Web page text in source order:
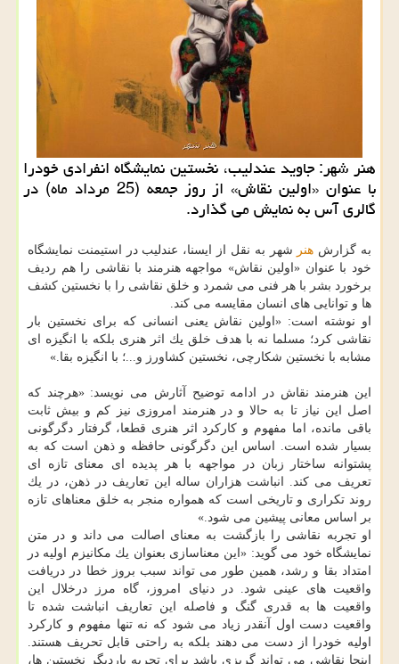
هنر شهر: جاوید عندلیب، نخستین نمایشگاه انفرادی خودرا
با عنوان «اولین نقاش» از روز جمعه (25 مرداد ماه) در
گالری آس به نمایش می گذارد.
به گزارش هنر شهر به نقل از ایسنا، عندلیب در استیمنت نمایشگاه
خود با عنوان «اولین نقاش» مواجهه هنرمند با نقاشی را هم ردیف
برخورد بشر با هر فنی می شمرد و خلق نقاشی را با نخستین كشف
ها و توانایی های انسان مقایسه می كند.
او نوشته است: «اولین نقاش یعنی انسانی كه برای نخستین بار
نقاشی كرد؛ مسلما نه با هدف خلق یك اثر هنری بلكه با انگیزه ای
مشابه با نخستین شكارچی، نخستین كشاورز و...؛ با انگیزه بقا.»
این هنرمند نقاش در ادامه توضیح آثارش می نویسد: «هرچند كه
اصل این نیاز تا به حالا و در هنرمند امروزی نیز كم و بیش ثابت
باقی مانده، اما مفهوم و كاركرد اثر هنری قطعا، گرفتار دگرگونی
بسیار شده است. اساس این دگرگونی حافظه و ذهن است كه به
پشتوانه ساختار زبان در مواجهه با هر پدیده ای معنای تازه ای
تعریف می كند. انباشت هزاران ساله این تعاریف در ذهن، در یك
روند تكراری و تاریخی است كه همواره منجر به خلق معناهای تازه
بر اساس معانی پیشین می شود.»
او تجربه نقاشی را بازگشت به معنای اصالت می داند و در متن
نمایشگاه خود می گوید: «این معناسازی بعنوان یك مكانیزم اولیه در
امتداد بقا و رشد، همین طور می تواند سبب بروز خطا در دریافت
واقعیت های عینی شود. در دنیای امروز، گاه مرز درخلال این
واقعیت ها به قدری گنگ و فاصله این تعاریف انباشت شده تا
واقعیت دست اول آنقدر زیاد می شود كه نه تنها مفهوم و كاركرد
اولیه خودرا از دست می دهند بلكه به راحتی قابل تحریف هستند.
اینجا نقاشی می تواند گریزی باشد برای تجربه باردیگر نخستین ها،